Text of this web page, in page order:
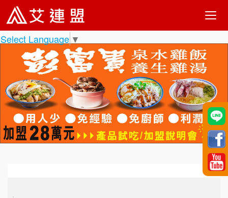
Select Language ▼